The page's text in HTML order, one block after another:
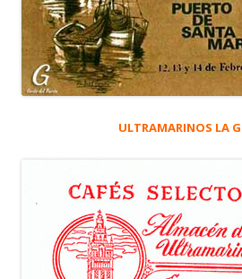
ULTRAMARINOS LA